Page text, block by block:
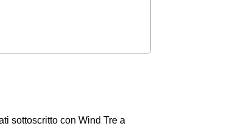
sottoscritto con Wind Tre a